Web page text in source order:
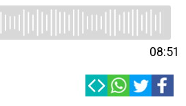
08:51